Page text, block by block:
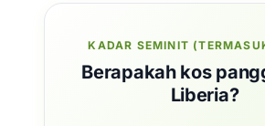
KADAR SEMINIT
Berapakah kos
Liberia?